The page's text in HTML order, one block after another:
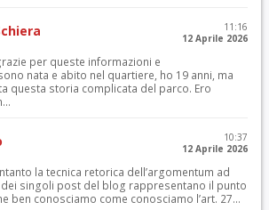
11:16
12 Aprile 2026
per queste informazioni e
nata e abito nel quartiere, ho 19 anni, ma
questa storia complicata del parco. Ero
10:37
12 Aprile 2026
la tecnica retorica dell’argomentum ad
dei singoli post del blog rappresentano il punto
ben conosciamo come conosciamo l’art. 27...